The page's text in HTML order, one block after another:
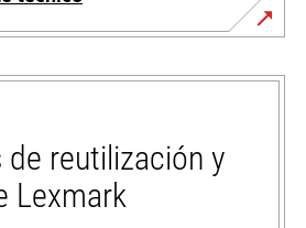
de reutilización y
Lexmark